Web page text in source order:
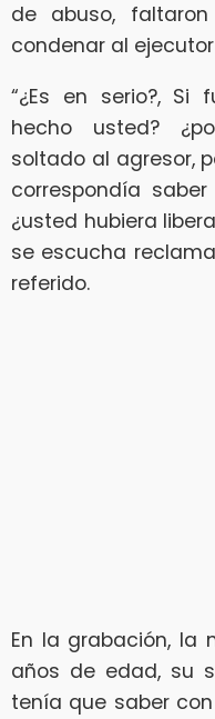
de abuso,
condenar al
“¿Es en serio?, Si
hecho usted?
soltado al agresor,
correspondía
¿usted hubiera
se escucha
referido.
En la grabación, la
años de edad, su
tenía que saber